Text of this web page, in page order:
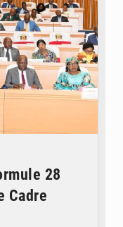
28
Cadre